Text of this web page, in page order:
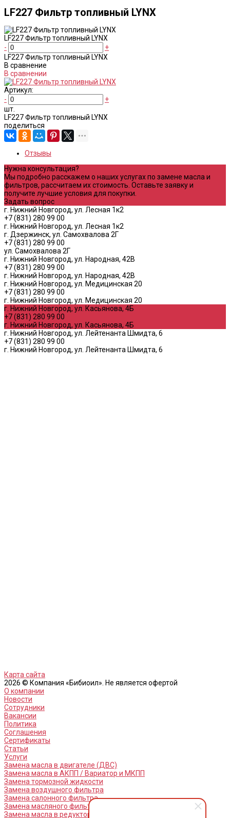
LF227 Фильтр топливный LYNX
LF227 Фильтр топливный LYNX
-
+
LF227 Фильтр топливный LYNX
В сравнение
В сравнении
Артикул:
-
+
шт.
LF227 Фильтр топливный LYNX
поделиться
Отзывы
Нужна консультация?
Мы подробно расскажем о наших услугах по замене масла и
фильтров, рассчитаем их стоимость. Оставьте заявку и
получите лучшие условия для покупки.
Задать вопрос
г. Нижний Новгород, ул. Лесная 1к2
+7 (831) 280 99 00
г. Нижний Новгород, ул. Лесная 1к2
г. Дзержинск, ул. Самохвалова 2Г
+7 (831) 280 99 00
ул. Самохвалова 2Г
г. Нижний Новгород, ул. Народная, 42В
+7 (831) 280 99 00
г. Нижний Новгород, ул. Народная, 42В
г. Нижний Новгород, ул. Медицинская 20
+7 (831) 280 99 00
г. Нижний Новгород, ул. Медицинская 20
г. Нижний Новгород, ул. Касьянова, 4Б
+7 (831) 280 99 00
г. Нижний Новгород, ул. Касьянова, 4Б
г. Нижний Новгород, ул. Лейтенанта Шмидта, 6
+7 (831) 280 99 00
г. Нижний Новгород, ул. Лейтенанта Шмидта, 6
Карта сайта
2026 © Компания «Бибиоил». Не является офертой
О компании
Новости
Сотрудники
Вакансии
Политика
Соглашения
Сертификаты
Статьи
Услуги
Замена масла в двигателе (ДВС)
Замена масла в АКПП / Вариатор и МКПП
Замена тормозной жидкости
Замена воздушного фильтра
Замена салонного фильтра
Замена масляного фильтра
Замена масла в редукторах / раздатках